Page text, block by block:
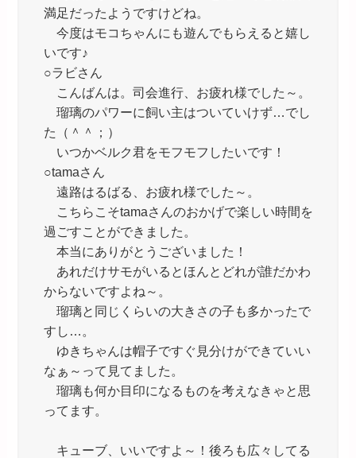
満足だったようですけどね。
今度はモコちゃんにも遊んでもらえると嬉し
いです♪
○ラビさん
こんばんは。司会進行、お疲れ様でした～。
瑠璃のパワーに飼い主はついていけず…でし
た（＾＾；）
いつかベルク君をモフモフしたいです！
○tamaさん
遠路はるばる、お疲れ様でした～。
こちらこそtamaさんのおかげで楽しい時間を
過ごすことができました。
本当にありがとうございました！
あれだけサモがいるとほんとどれが誰だかわ
からないですよね～。
瑠璃と同じくらいの大きさの子も多かったで
すし…。
ゆきちゃんは帽子ですぐ見分けができていい
なぁ～って見てました。
瑠璃も何か目印になるものを考えなきゃと思
ってます。
キューブ、いいですよ～！後ろも広々してる